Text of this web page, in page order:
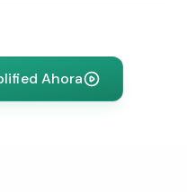
Ahora